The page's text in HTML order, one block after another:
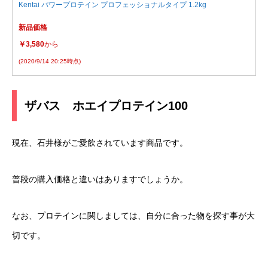
Kentai パワープロテイン プロフェッショナルタイプ 1.2kg
新品価格
￥3,580から
(2020/9/14 20:25時点)
ザバス ホエイプロテイン100
現在、石井様がご愛飲されています商品です。
普段の購入価格と違いはありますでしょうか。
なお、プロテインに関しましては、自分に合った物を探す事が大
切です。